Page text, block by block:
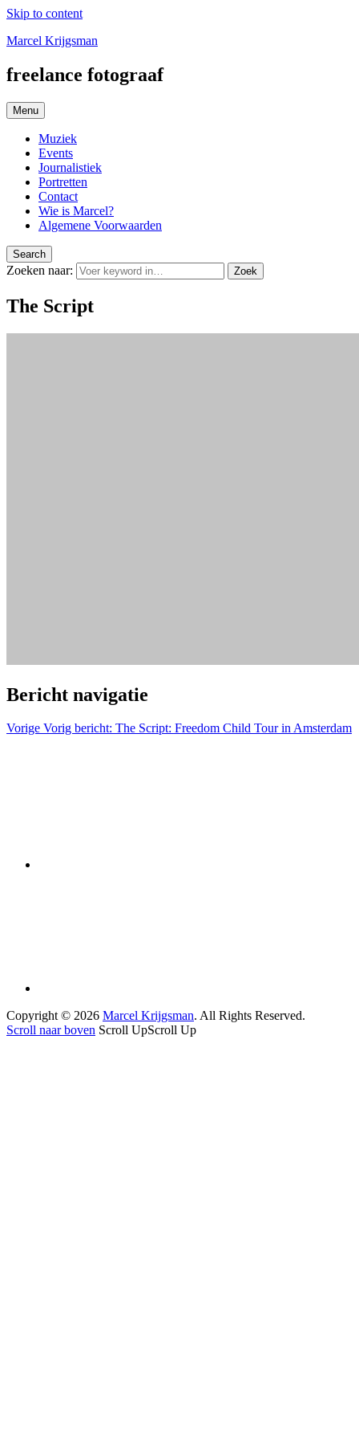
Skip to content
Marcel Krijgsman
freelance fotograaf
Menu
Muziek
Events
Journalistiek
Portretten
Contact
Wie is Marcel?
Algemene Voorwaarden
Search
Zoeken naar: Zoek
The Script
Bericht navigatie
Vorige Vorig bericht: The Script: Freedom Child Tour in Amsterdam
Copyright © 2026 Marcel Krijgsman. All Rights Reserved.
Scroll naar boven Scroll UpScroll Up